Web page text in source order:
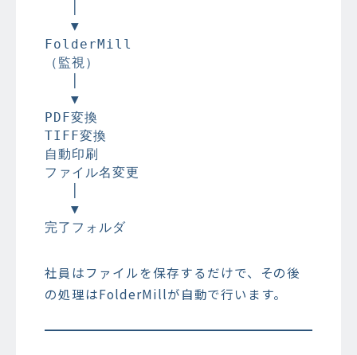
   ▼
FolderMill
（監視）
   ▼
PDF変換
TIFF変換
自動印刷
ファイル名変更
   ▼
完了フォルダ
社員はファイルを保存するだけで、その後
の処理はFolderMillが自動で行います。